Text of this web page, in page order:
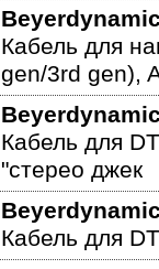
Кабель для
gen/3rd gen),
Кабель для
"стерео джек
Кабель для